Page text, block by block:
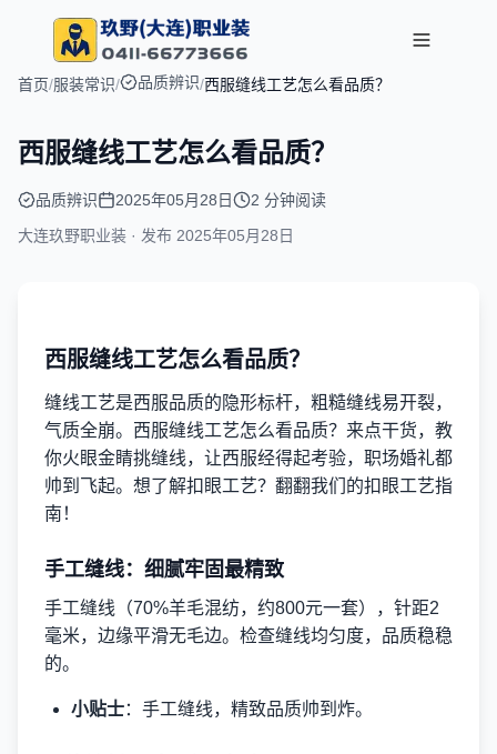
首页/服装常识/ 品质辨识/西服缝线工艺怎么看品质？
西服缝线工艺怎么看品质？
品质辨识 2025年05月28日
2 分钟阅读
大连玖野职业装 · 发布 2025年05月28日
西服缝线工艺怎么看品质？
缝线工艺是西服品质的隐形标杆，粗糙缝线易开裂，
气质全崩。西服缝线工艺怎么看品质？来点干货，教
你火眼金睛挑缝线，让西服经得起考验，职场婚礼都
帅到飞起。想了解扣眼工艺？翻翻我们的扣眼工艺指
南！
手工缝线：细腻牢固最精致
手工缝线（70%羊毛混纺，约800元一套），针距2
毫米，边缘平滑无毛边。检查缝线均匀度，品质稳稳
的。
小贴士：手工缝线，精致品质帅到炸。